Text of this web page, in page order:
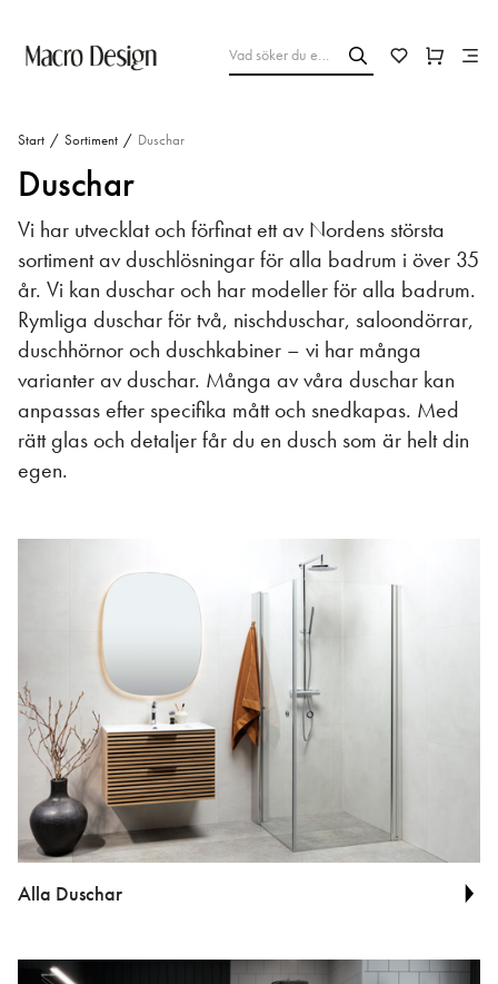
Start / Sortiment / Duschar
Duschar
Vi har utvecklat och förfinat ett av Nordens största
sortiment av duschlösningar för alla badrum i över 35
år. Vi kan duschar och har modeller för alla badrum.
Rymliga duschar för två, nischduschar, saloondörrar,
duschhörnor och duschkabiner – vi har många
varianter av duschar. Många av våra duschar kan
anpassas efter specifika mått och snedkapas. Med
rätt glas och detaljer får du en dusch som är helt din
egen.
Alla Duschar